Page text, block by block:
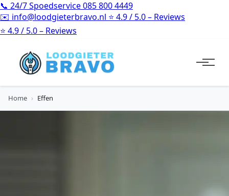
📞 24/7 Spoedservice085 800 4449
✉️ info@loodgieterbravo.nl ⭐ 4.9 / 5.0 – Reviews
⭐ 4.9 / 5.0 – Reviews
Home › Effen